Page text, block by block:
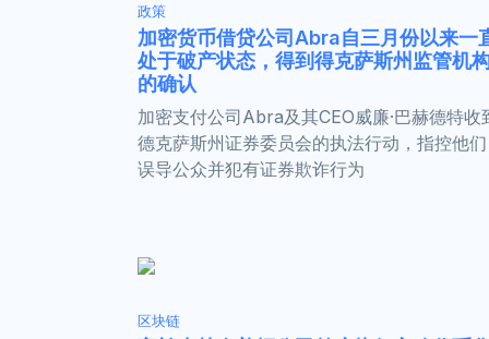
政策
加密货币借贷公司Abra自三月份以来一
处于破产状态，得到得克萨斯州监管机
的确认
加密支付公司Abra及其CEO威廉·巴赫德特收
德克萨斯州证券委员会的执法行动，指控他们
误导公众并犯有证券欺诈行为
区块链